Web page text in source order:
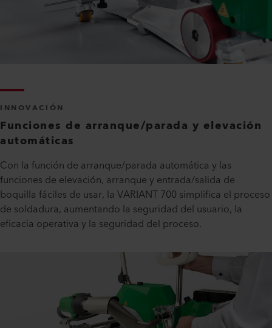
INNOVACIÓN
Funciones de arranque/parada y elevación
automáticas
Con la función de arranque/parada automática y las
funciones de elevación, arranque y entrada/salida de
boquilla fáciles de usar, la VARIANT 700 simplifica el proceso
de soldadura, aumentando la seguridad del usuario, la
eficacia operativa y la seguridad del proceso.